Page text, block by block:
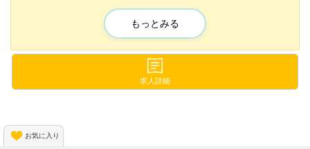
カフェとバーが合体した
新しいスタイルのお店です💕
ナイトワーク感なく、
カフェやバーのバイト感覚で働けます😁🙌
まずは体験入店から始めてみませんか？
もっとみる
求人詳細
お気に入り